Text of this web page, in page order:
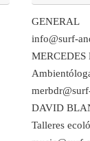
GENERAL
info@surf-
DAVID
Talleres